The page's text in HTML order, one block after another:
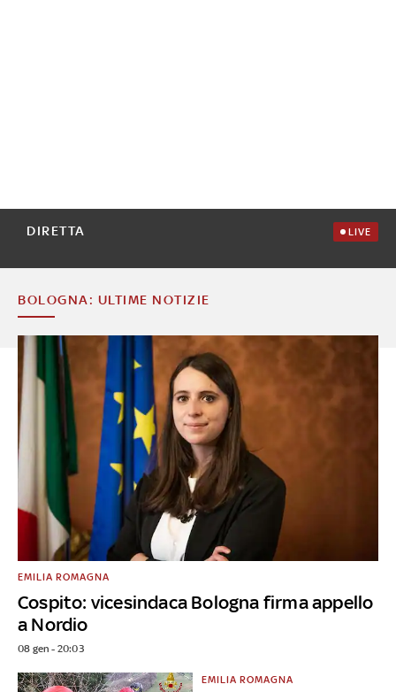
DIRETTA LIVE
BOLOGNA: ULTIME NOTIZIE
Cospito: vicesindaca Bologna firma appello
a Nordio
EMILIA ROMAGNA
08 gen - 20:03
EMILIA ROMAGNA